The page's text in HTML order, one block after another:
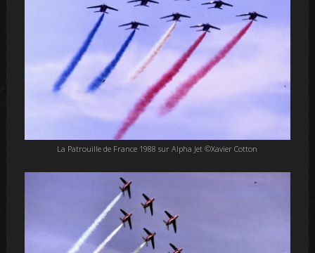
La Patrouille de France 1988 sur Alpha Jet ©Xavier Cotton